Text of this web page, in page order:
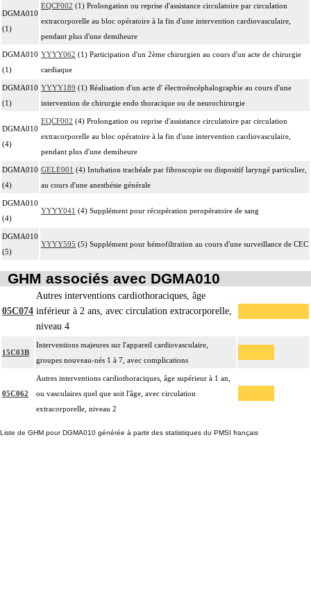
DGMA010
(1)
EQCF002 (1) Prolongation ou reprise d'assistance circulatoire par circulation
extracorporelle au bloc opératoire à la fin d'une intervention cardiovasculaire,
pendant plus d'une demiheure
DGMA010
(1)
YYYY062 (1) Participation d'un 2ème chirurgien au cours d'un acte de chirurgie
cardiaque
DGMA010
(1)
YYYY189 (1) Réalisation d'un acte d' électroéncéphalographie au cours d'une
intervention de chirurgie endo thoracique ou de neurochirurgie
DGMA010
(4)
EQCF002 (4) Prolongation ou reprise d'assistance circulatoire par circulation
extracorporelle au bloc opératoire à la fin d'une intervention cardiovasculaire,
pendant plus d'une demiheure
DGMA010
(4)
GELE001 (4) Intubation trachéale par fibroscopie ou dispositif laryngé particulier,
au cours d'une anesthésie générale
DGMA010
(4)
YYYY041 (4) Supplément pour récupération peropératoire de sang
DGMA010
(5)
YYYY595 (5) Supplément pour hémofiltration au cours d'une surveillance de CEC
GHM associés avec DGMA010
05C074
Autres interventions cardiothoraciques, âge
inférieur à 2 ans, avec circulation extracorporelle,
niveau 4
15C03B
Interventions majeures sur l'appareil cardiovasculaire,
groupes nouveau-nés 1 à 7, avec complications
05C062
Autres interventions cardiothoraciques, âge supérieur à 1 an,
ou vasculaires quel que soit l'âge, avec circulation
extracorporelle, niveau 2
Liste de GHM pour DGMA010 générée à partir des statistiques du PMSI français